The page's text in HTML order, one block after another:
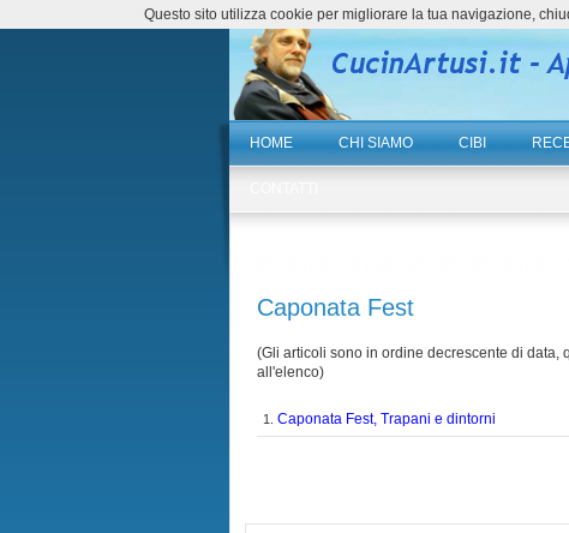
HOME CHI SIAMO CIBI
Caponata Fest
(Gli articoli sono in ordine decrescente di
all'elenco)
1. Caponata Fest, Trapani e dintorni
Questo sito utilizza cookie per migliorare la tua navigazione,